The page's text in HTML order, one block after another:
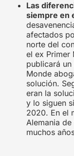
Las
siempre en
afectados
norte del
el ex Primer
publicará
Monde
solución.
eran la
y lo siguen
2020. En el
Alemania de
muchos